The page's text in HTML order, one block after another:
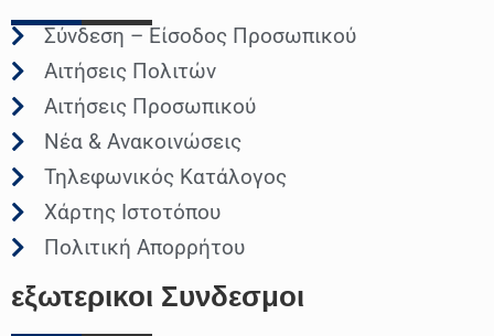
Σύνδεση – Είσοδος Προσωπικού
Αιτήσεις Πολιτών
Αιτήσεις Προσωπικού
Νέα & Ανακοινώσεις
Τηλεφωνικός Κατάλογος
Χάρτης Ιστοτόπου
Πολιτική Απορρήτου
εξωτερικοι Συνδεσμοι